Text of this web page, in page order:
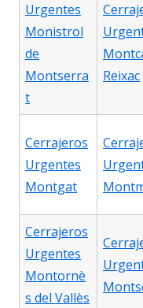
Urgentes
Monistrol
de
Montserra
t
Reixac
Cerrajeros
Urgentes
Montgat
Cerrajeros
Urgentes
Montornè
s del Vallès